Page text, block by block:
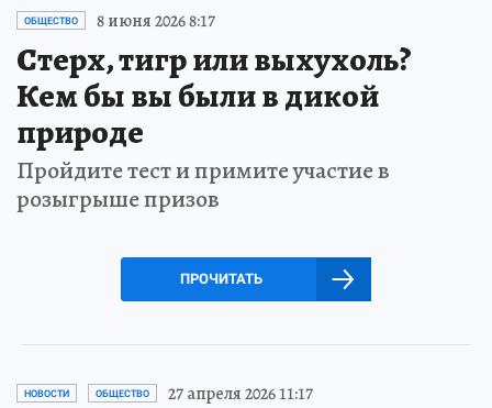
ОБЩЕСТВО 8 июня 2026 8:17
Стерх, тигр или выхухоль?
Кем бы вы были в дикой
природе
Пройдите тест и примите участие в
розыгрыше призов
ПРОЧИТАТЬ
НОВОСТИ ОБЩЕСТВО 27 апреля 2026 11:17